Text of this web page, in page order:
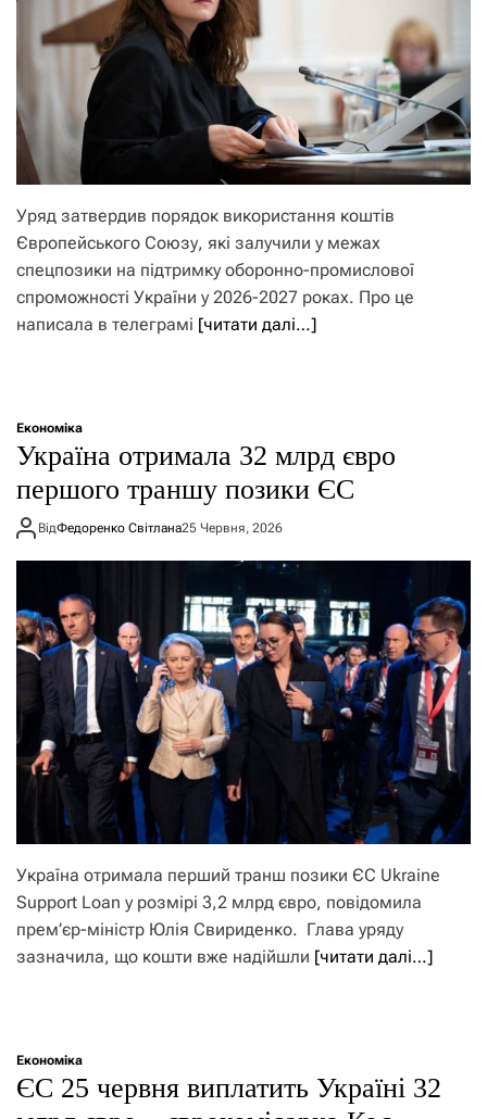
Уряд затвердив порядок використання коштів
Європейського Союзу, які залучили у межах
спецпозики на підтримку оборонно-промислової
спроможності України у 2026-2027 роках. Про це
написала в телеграмі [читати далі…]
Економіка
Україна отримала 32 млрд євро
першого траншу позики ЄС
ВідФедоренко Світлана25 Червня, 2026
Україна отримала перший транш позики ЄС Ukraine
Support Loan у розмірі 3,2 млрд євро, повідомила
прем’єр-міністр Юлія Свириденко. Глава уряду
зазначила, що кошти вже надійшли [читати далі…]
Економіка
ЄС 25 червня виплатить Україні 32